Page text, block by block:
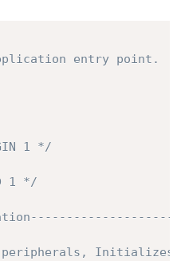
entry point.
1 */
1 */
Initializes